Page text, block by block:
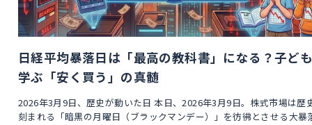
日経平均暴落日は「最高の教科書」になる？子ど
学ぶ「安く買う」の真髄
2026年3月9日、歴史が動いた日 本日、2026年3月9日。株式市場は歴
刻まれる「暗黒の月曜日（ブラックマンデー）」を彷彿とさせる大暴